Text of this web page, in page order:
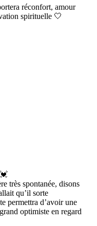
réconfort, amour
spirituelle 🤍
très spontanée, disons
qu’il sorte
permettra d’avoir une
optimiste en regard